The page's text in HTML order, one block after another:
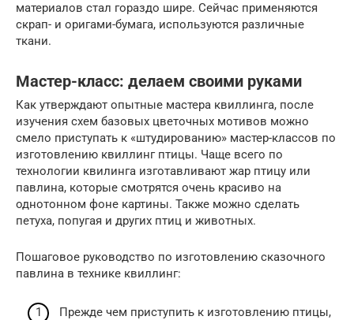
материалов стал гораздо шире. Сейчас применяются
скрап- и оригами-бумага, используются различные
ткани.
Мастер-класс: делаем своими руками
Как утверждают опытные мастера квиллинга, после
изучения схем базовых цветочных мотивов можно
смело приступать к «штудированию» мастер-классов по
изготовлению квиллинг птицы. Чаще всего по
технологии квилинга изготавливают жар птицу или
павлина, которые смотрятся очень красиво на
однотонном фоне картины. Также можно сделать
петуха, попугая и других птиц и животных.
Пошаговое руководство по изготовлению сказочного
павлина в технике квиллинг:
Прежде чем приступить к изготовлению птицы,